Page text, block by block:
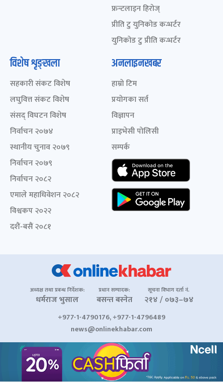
फ्रन्टलाइन हिरोज्
प्रीति टु युनिकोड कन्भर्टर
युनिकोड टु प्रीति कन्भर्टर
विशेष शृङ्खला
सहकारी संकट विशेष
लघुवित्त संकट विशेष
संसद् विघटन विशेष
निर्वाचन २०७४
स्थानीय चुनाव २०७९
निर्वाचन २०७९
निर्वाचन २०८२
एमाले महाधिवेशन २०८२
विश्वकप २०२२
दशैं-बसैं २०८१
अनलाइनखबर
हाम्रो टिम
प्रयोगका सर्त
विज्ञापन
प्राइभेसी पोलिसी
सम्पर्क
अध्यक्ष तथा प्रबन्ध निर्देशक:
धर्मराज भुसाल
प्रधान सम्पादक:
बसन्त बस्नेत
सूचना विभाग दर्ता नं.
२१४ / ०७३–७४
+977-1-4790176, +977-1-4796489
news@onlinekhabar.com
© २००६-२०२६ Onlinekhabar.com सर्वाधिकार सुरक्षित